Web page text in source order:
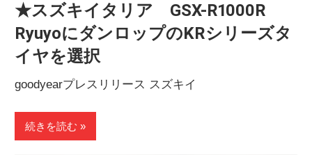
ー
★スズキイタリア GSX-R1000R
RyuyoにダンロップのKRシリーズタ
イヤを選択
goodyearプレスリリース スズキイ
続きを読む